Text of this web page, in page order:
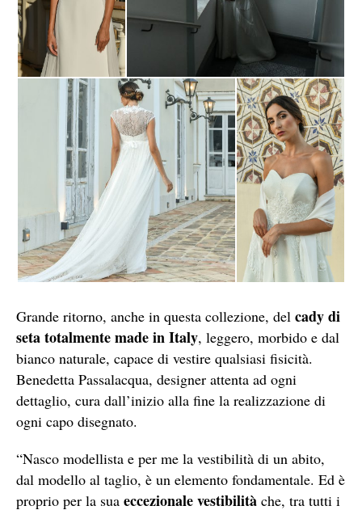
Grande ritorno, anche in questa collezione, del cady di
seta totalmente made in Italy, leggero, morbido e dal
bianco naturale, capace di vestire qualsiasi fisicità.
Benedetta Passalacqua, designer attenta ad ogni
dettaglio, cura dall’inizio alla fine la realizzazione di
ogni capo disegnato.
“Nasco modellista e per me la vestibilità di un abito,
dal modello al taglio, è un elemento fondamentale. Ed è
proprio per la sua eccezionale vestibilità che, tra tutti i